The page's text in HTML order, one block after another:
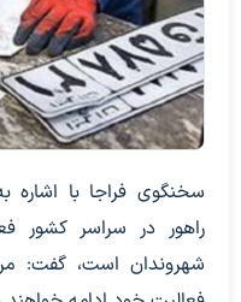
سخنگوی فراجا با اشاره
راهور در سراسر کشور
شهروندان است، گفت: